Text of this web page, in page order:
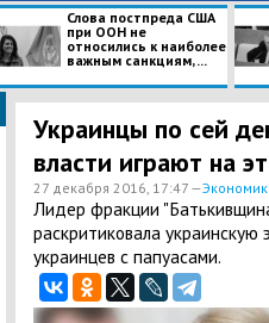
Слова постпреда США
при ООН не
относились к наиболее
важным санкциям, ...
Украинцы по сей
власти играют на
27 декабря 2016, 17:47 —
Лидер фракции
раскритиковала украинскую
украинцев с папуасами.